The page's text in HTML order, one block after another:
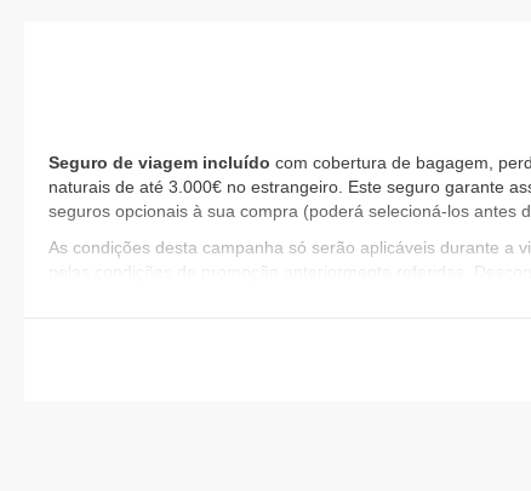
Seguro de viagem incluído com cobertura de bagagem,
naturais de até 3.000€ no estrangeiro. Este seguro garante
seguros opcionais à sua compra (poderá selecioná-los antes
As condições desta campanha só serão aplicáveis durante a
pelas condições de promoção anteriormente referidas.